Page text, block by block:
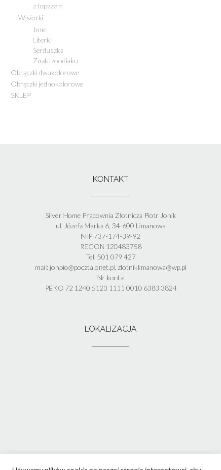
z topazem
Wisiorki
Inne
Literki
Serduszka
Znaki zoodiaku
Obrączki dwukolorowe
Obrączki jednokolorowe
SKLEP
KONTAKT
Silver Home Pracownia Złotnicza Piotr Jonik
ul. Józefa Marka 6, 34-600 Limanowa
NIP 737-174-39-92
REGON 120483758
Tel. 501 079 427
mail: jonpio@poczta.onet.pl, zlotniklimanowa@wp.pl
Nr konta
PEKO 72 1240 5123 1111 0010 6383 3824
LOKALIZACJA